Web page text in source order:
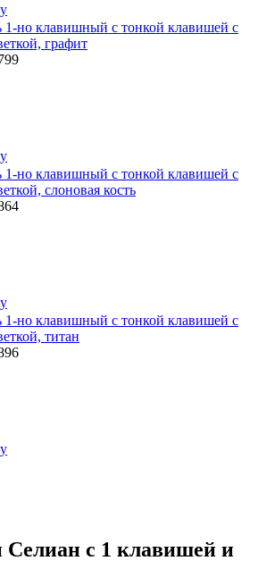
1-но клавишный с тонкой клавишей с
графит
1-но клавишный с тонкой клавишей с
слоновая кость
1-но клавишный с тонкой клавишей с
титан
с 1 клавишей и